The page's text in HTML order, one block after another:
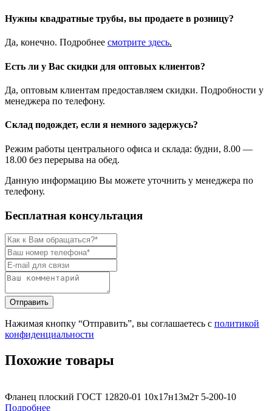
Нужны квадратные трубы, вы продаете в розницу?
Да, конечно. Подробнее смотрите здесь.
Есть ли у Вас скидки для оптовых клиентов?
Да, оптовым клиентам предоставляем скидки. Подробности у
менеджера по телефону.
Склад подождет, если я немного задержусь?
Режим работы центрального офиса и склада: будни, 8.00 —
18.00 без перерыва на обед.
Данную информацию Вы можете уточнить у менеджера по
телефону.
Бесплатная консультация
Нажимая кнопку “Отправить”, вы соглашаетесь с политикой
конфиденциальности
Похожие товары
Фланец плоский ГОСТ 12820-01 10х17н13м2т 5-200-10
Подробнее